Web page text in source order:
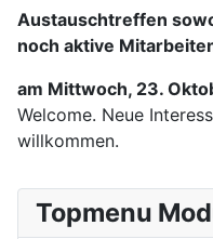
Austauschtreffen
noch aktive
am Mittwoch, 23.
Welcome. Neue
willkommen.
Topmenu